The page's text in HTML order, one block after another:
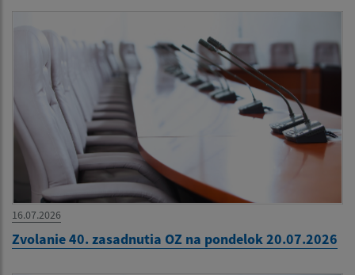
16.07.2026
Zvolanie 40. zasadnutia OZ na pondelok 20.07.2026